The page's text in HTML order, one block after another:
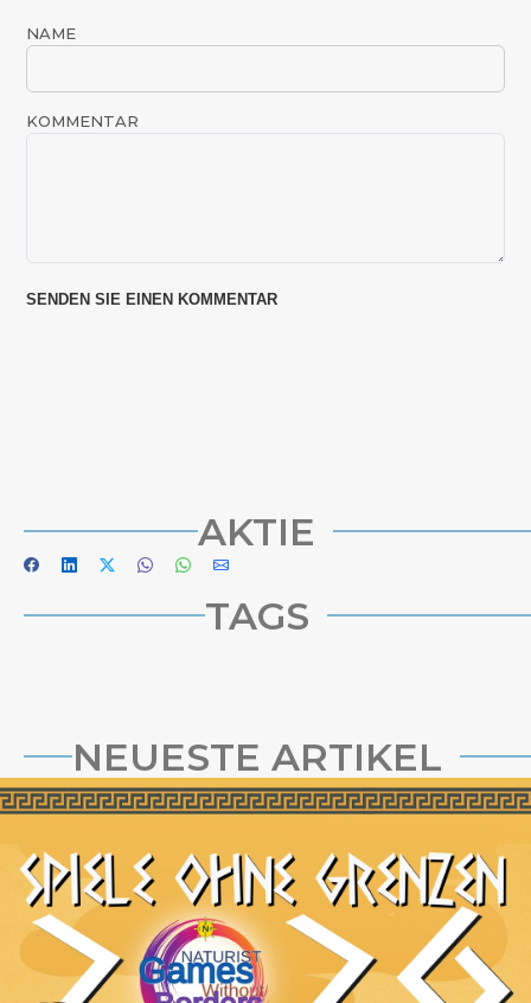
NAME
KOMMENTAR
AKTIE
TAGS
NEUESTE ARTIKEL